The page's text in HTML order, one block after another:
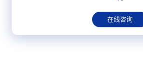
在线咨询